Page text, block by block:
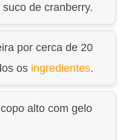
de cranberry.
por cerca de 20
os ingredientes.
alto com gelo